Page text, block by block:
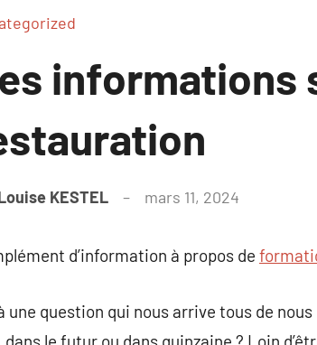
informations
KESTEL mars 11, 2024
d’information à propos de
une question qui nous arrive tous de
dans le futur ou dans quinzaine ? Loin